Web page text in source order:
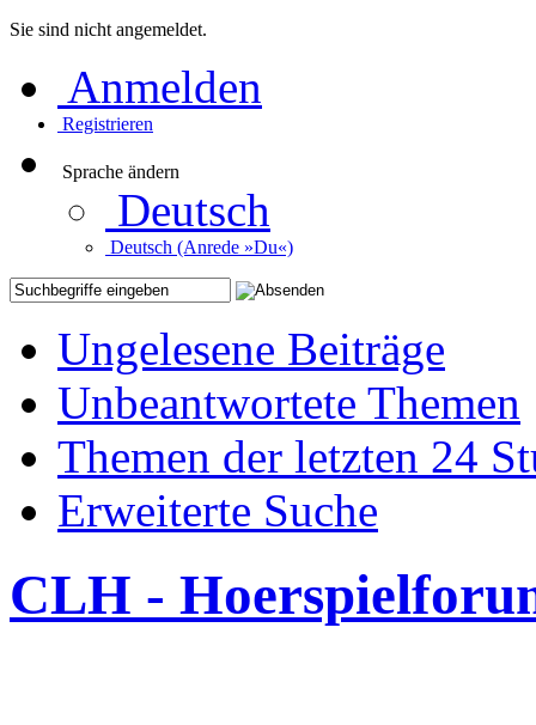
Sie sind nicht angemeldet.
Anmelden
Registrieren
Sprache ändern
Deutsch
Deutsch (Anrede »Du«)
Ungelesene Beiträge
Unbeantwortete Themen
Themen der letzten 24
Erweiterte Suche
CLH -